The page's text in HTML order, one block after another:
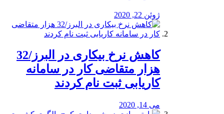
ژوئن 22, 2020
کاهش نرخ بیکاری در البرز/32
هزار متقاضی کار در سامانه
کاریابی ثبت نام کردند
می 14, 2020